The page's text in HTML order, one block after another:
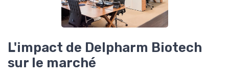
L'impact de Delpharm Biotech
sur le marché